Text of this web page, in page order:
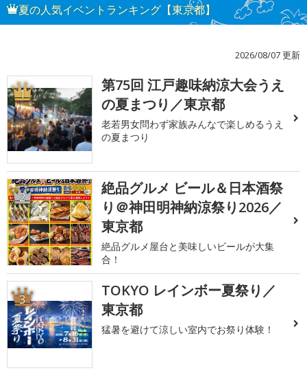
夏の人気イベントランキング【東京都】
2026/08/07 更新
1
第75回 江戸趣味納涼大会うえ
の夏まつり／東京都
老若男女問わず家族みんなで楽しめるうえ
の夏まつり
2
絶品グルメ ビール＆日本酒祭
り＠神田明神納涼祭り2026／
東京都
絶品グルメ屋台と美味しいビールが大集
合！
3
TOKYO レインボー夏祭り／
東京都
猛暑を避けて涼しい室内でお祭り体験！